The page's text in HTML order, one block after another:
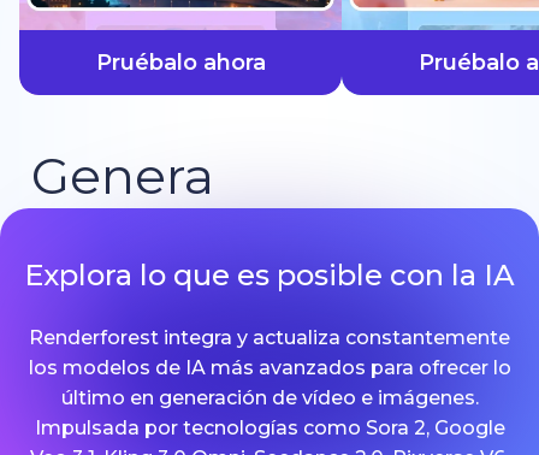
Pruébalo ahora Pruébalo
Genera
más rápido
Explora lo que es posible con la IA
Renderforest integra y actualiza constantemente
los modelos de IA más avanzados para ofrecer lo
último en generación de vídeo e imágenes.
Impulsada por tecnologías como Sora 2, Google